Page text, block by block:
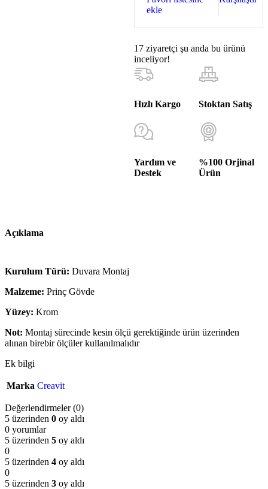
ekle
17 ziyaretçi şu anda bu ürünü
inceliyor!
Hızlı Kargo Stoktan Satış
Yardım ve
Destek
%100 Orjinal
Ürün
Açıklama
Kurulum Türü: Duvara Montaj
Malzeme: Prinç Gövde
Yüzey: Krom
Not: Montaj sürecinde kesin ölçü gerektiğinde ürün üzerinden
alınan birebir ölçüler kullanılmalıdır
Ek bilgi
Marka Creavit
Değerlendirmeler (0)
5 üzerinden 0 oy aldı
0 yorumlar
5 üzerinden 5 oy aldı
0
5 üzerinden 4 oy aldı
0
5 üzerinden 3 oy aldı